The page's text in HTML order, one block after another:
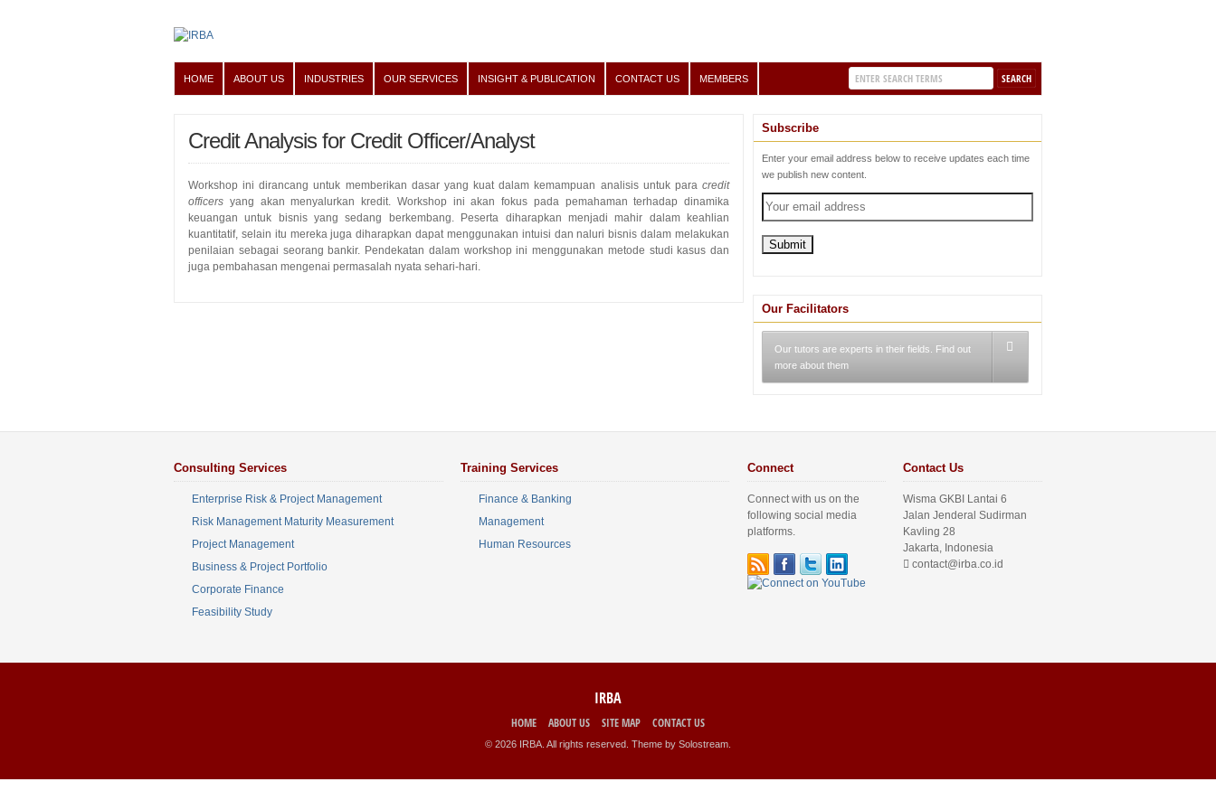
HOME ABOUT US INDUSTRIES OUR SERVICES INSIGHT & PUBLICATION CONTACT US MEMBERS
Credit Analysis for Credit Officer/Analyst
Workshop ini dirancang untuk memberikan dasar yang kuat dalam kemampuan analisis untuk para credit
officers yang akan menyalurkan kredit. Workshop ini akan fokus pada pemahaman terhadap dinamika
keuangan untuk bisnis yang sedang berkembang. Peserta diharapkan menjadi mahir dalam keahlian
kuantitatif, selain itu mereka juga diharapkan dapat menggunakan intuisi dan naluri bisnis dalam melakukan
penilaian sebagai seorang bankir. Pendekatan dalam workshop ini menggunakan metode studi kasus dan
juga pembahasan mengenai permasalah nyata sehari-hari.
Subscribe
Enter your email address below to receive updates each time
we publish new content.
Our Facilitators
Our tutors are experts in their fields. Find out
more about them
Consulting Services
Enterprise Risk & Project Management
Risk Management Maturity Measurement
Project Management
Business & Project Portfolio
Corporate Finance
Feasibility Study
Training Services
Finance & Banking
Management
Human Resources
Connect
Connect with us on the
following social media
platforms.
Contact Us
Wisma GKBI Lantai 6
Jalan Jenderal Sudirman
Kavling 28
Jakarta, Indonesia
contact@irba.co.id
IRBA
HOME ABOUT US SITE MAP CONTACT US
© 2026 IRBA. All rights reserved. Theme by Solostream